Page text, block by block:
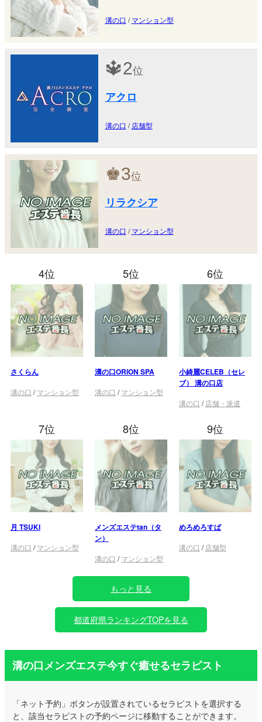
溝の口 /マンション型
🔱2位
アクロ
溝の口 / 店舗型
♚3位
リラクシア
溝の口 /マンション型
4位
さくらん
溝の口 /マンション型
5位
溝の口ORION SPA
溝の口 /マンション型
6位
小綺麗CELEB（セレ
ブ） 溝の口店
溝の口 / 店舗・派遣
7位
月 TSUKI
溝の口 /マンション型
8位
メンズエステtan（タ
ン）
溝の口 /マンション型
9位
めろめろすぱ
溝の口 / 店舗型
もっと見る
都道府県ランキングTOPを見る
溝の口メンズエステ今すぐ癒せるセラピスト
「ネット予約」ボタンが設置されているセラピストを選択する
と、該当セラピストの予約ページに移動することができます。